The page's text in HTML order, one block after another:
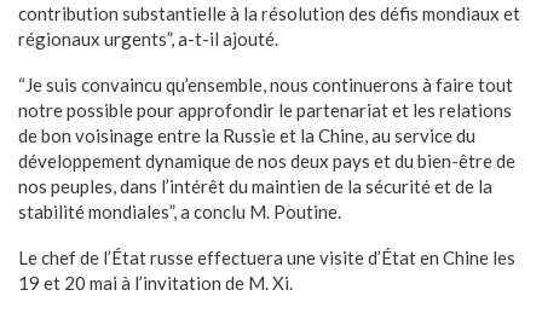
contribution substantielle à la résolution des défis mondiaux et
régionaux urgents”, a-t-il ajouté.
“Je suis convaincu qu’ensemble, nous continuerons à faire tout
notre possible pour approfondir le partenariat et les relations
de bon voisinage entre la Russie et la Chine, au service du
développement dynamique de nos deux pays et du bien-être de
nos peuples, dans l’intérêt du maintien de la sécurité et de la
stabilité mondiales”, a conclu M. Poutine.
Le chef de l’État russe effectuera une visite d’État en Chine les
19 et 20 mai à l’invitation de M. Xi.